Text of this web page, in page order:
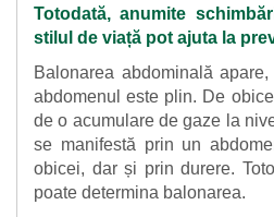
Totodată, anumite
stilul de viață pot ajuta la
Balonarea abdominală
abdomenul este plin. De
de o acumulare de gaze la
se manifestă prin un
obicei, dar și prin durere.
poate determina balonarea.